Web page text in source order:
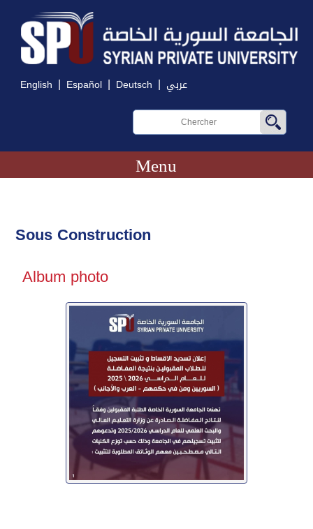
English | Español | Deutsch | عربي
Menu
Sous Construction
Album photo